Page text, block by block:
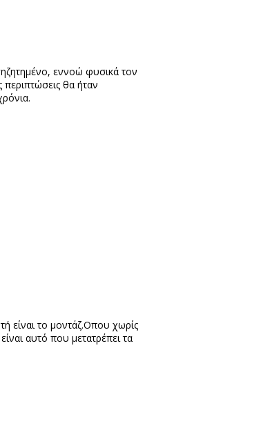
εννοώ φυσικά τον
περιπτώσεις θα ήταν
είναι το μοντάζ.Οπου χωρίς
αυτό που μετατρέπει τα